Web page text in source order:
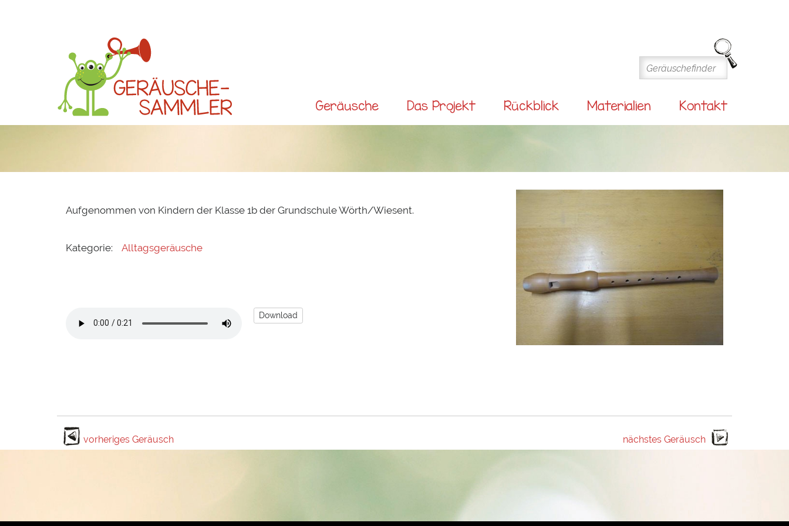
Main menu
Geräusche Das Projekt Rückblick Materialien Kontakt
Aufgenommen von Kindern der Klasse 1b der Grundschule Wörth/Wiesent.
Kategorie: Alltagsgeräusche
Download
vorheriges Geräusch nächstes Geräusch